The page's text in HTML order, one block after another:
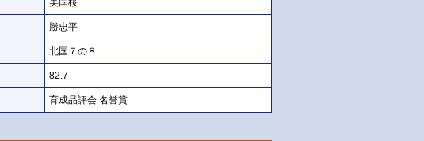
美国桜
勝忠平
北国７の８
82.7
育成品評会 名誉賞